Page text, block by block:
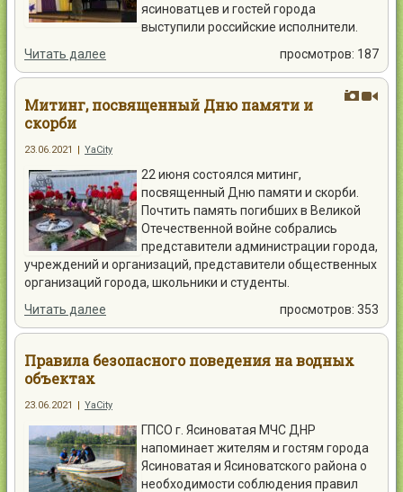
ясиноватцев и гостей города
выступили российские исполнители.
Читать далее
просмотров: 187
Митинг, посвященный Дню памяти и
скорби
23.06.2021 | YaCity
22 июня состоялся митинг,
посвященный Дню памяти и скорби.
Почтить память погибших в Великой
Отечественной войне собрались
представители администрации города,
учреждений и организаций, представители общественных
организаций города, школьники и студенты.
Читать далее
просмотров: 353
Правила безопасного поведения на водных
объектах
23.06.2021 | YaCity
ГПСО г. Ясиноватая МЧС ДНР
напоминает жителям и гостям города
Ясиноватая и Ясиноватского района о
необходимости соблюдения правил